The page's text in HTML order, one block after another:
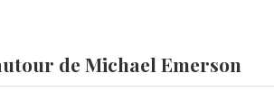
de Michael Emerson